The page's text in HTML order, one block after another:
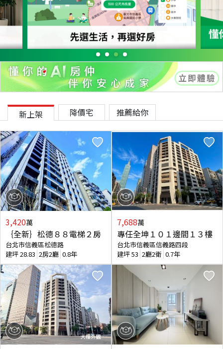
新上架 降價宅 推薦給你
3,420萬
｛全新｝松德８８電梯２房
台北市信義區松德路
建坪28.83 2房2廳 0.8年
7,688萬
專任全坤１０１邊間１３樓
台北市信義區信義路四段
建坪53 2廳2衛 0.7年